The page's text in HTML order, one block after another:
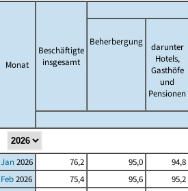
Monat
Beschäftigte
insgesamt
Beherbergung
darunter
Hotels,
Gasthöfe
und
Pensionen
Jan 2026 76,2 95,0 94,8
Feb2026 75,4 95,6 95,2